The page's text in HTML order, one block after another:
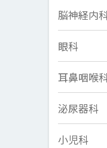
脳神経内
眼科
耳鼻咽喉
泌尿器科
小児科